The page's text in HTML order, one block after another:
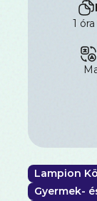
1
Lampion
Gyermek-